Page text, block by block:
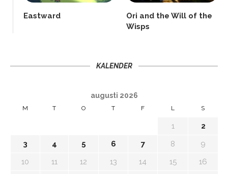
Eastward
Ori and the Will of the
Wisps
KALENDER
augusti 2026
M T O T F L S
1
2
3
4 5 6 7 8
9
10
11 12 13 14 15
16